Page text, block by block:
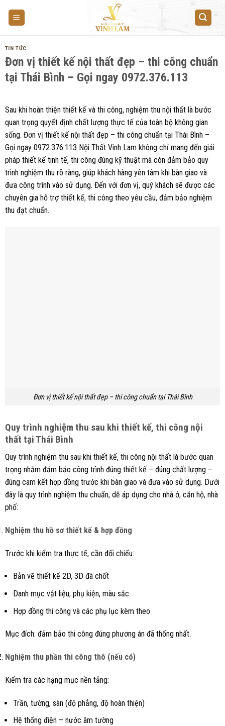
TIN TỨC
Đơn vị thiết kế nội thất đẹp – thi công chuẩn
tại Thái Bình – Gọi ngay 0972.376.113
Sau khi hoàn thiện thiết kế và thi công, nghiệm thu nội thất là bước
quan trọng quyết định chất lượng thực tế của toàn bộ không gian
sống. Đơn vị thiết kế nội thất đẹp – thi công chuẩn tại Thái Bình –
Gọi ngay 0972.376.113 Nội Thất Vinh Lam không chỉ mang đến giải
pháp thiết kế tinh tế, thi công đúng kỹ thuật mà còn đảm bảo quy
trình nghiệm thu rõ ràng, giúp khách hàng yên tâm khi bàn giao và
đưa công trình vào sử dụng. Đến với đơn vị, quý khách sẽ được các
chuyên gia hỗ trợ thiết kế, thi công theo yêu cầu, đảm bảo nghiệm
thu đạt chuẩn.
Đơn vị thiết kế nội thất đẹp – thi công chuẩn tại Thái Bình
Quy trình nghiệm thu sau khi thiết kế, thi công nội
thất tại Thái Bình
Quy trình nghiệm thu sau khi thiết kế, thi công nội thất là bước quan
trọng nhằm đảm bảo công trình đúng thiết kế – đúng chất lượng –
đúng cam kết hợp đồng trước khi bàn giao và đưa vào sử dụng. Dưới
đây là quy trình nghiệm thu chuẩn, dễ áp dụng cho nhà ở, căn hộ, nhà
phố:
Nghiệm thu hồ sơ thiết kế & hợp đồng
Trước khi kiểm tra thực tế, cần đối chiếu:
Bản vẽ thiết kế 2D, 3D đã chốt
Danh mục vật liệu, phụ kiện, màu sắc
Hợp đồng thi công và các phụ lục kèm theo
Mục đích: đảm bảo thi công đúng phương án đã thống nhất.
Nghiệm thu phần thi công thô (nếu có)
Kiểm tra các hạng mục nền tảng:
Trần, tường, sàn (độ phẳng, độ hoàn thiện)
Hệ thống điện – nước âm tường